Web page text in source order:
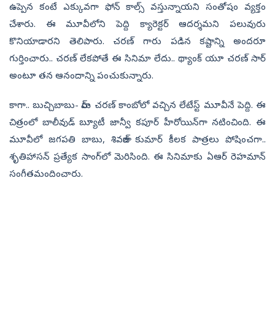
ఉప్పెన కంటే ఎక్కువగా ఫోన్ కాల్స్ వస్తున్నాయని సంతోషం వ్యక్తం
చేశారు. ఈ మూవీలోని పెద్ది క్యారెక్టర్‌ ఆదర్శమని పలువురు
కొనియాడారని తెలిపారు. చరణ్ గారు పడిన కష్టాన్ని అందరూ
గుర్తించారు.. చరణ్ లేకపోతే ఈ సినిమా లేదు.. థ్యాంక్ యూ చరణ్ సార్
అంటూ తన ఆనందాన్ని పంచుకున్నారు.
కాగా.. బుచ్చిబాబు- రామ్ చరణ్ కాంబోలో వచ్చిన లేటేస్ట్ మూవీనే పెద్ది. ఈ
చిత్రంలో బాలీవుడ్ బ్యూటీ జాన్వీ కపూర్‌ హీరోయిన్‌గా నటించింది. ఈ
మూవీలో జగపతి బాబు, శివరాజ్ కుమార్ కీలక పాత్రలు పోషించగా..
శృతిహాసన్ ప్రత్యేక సాంగ్‌లో మెరిసింది. ఈ సినిమాకు ఏఆర్ రెహమాన్
సంగీతమందించారు.